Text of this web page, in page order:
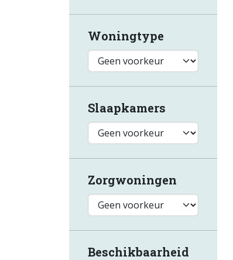
Woningtype
Slaapkamers
Zorgwoningen
Beschikbaarheid